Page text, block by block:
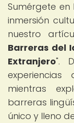
Sumérgete
inmersión
nuestro
Barreras del
Extranjero".
experiencias
mientras
barreras
único y lleno